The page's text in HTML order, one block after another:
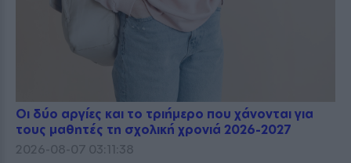
Οι δύο αργίες και το τριήμερο που χάνονται για
τους μαθητές τη σχολική χρονιά 2026-2027
2026-08-07 03:11:38